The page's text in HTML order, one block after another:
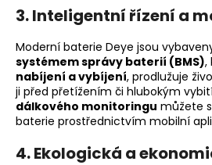
3. Inteligentní řízení a
Moderní baterie Deye jsou
systémem správy baterií (BMS),
nabíjení a vybíjení, prodlužuje
ji před přetížením či hlubokým
dálkového monitoringu můžete
baterie prostřednictvím mobilní
4. Ekologická a
u
j
e
m
e
IMBUSOVÝ
M8X30